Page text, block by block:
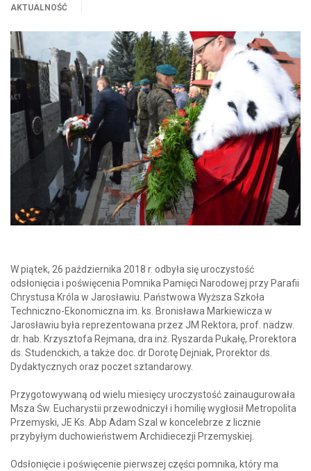
AKTUALNOŚĆ
W piątek, 26 października 2018 r. odbyła się uroczystość
odsłonięcia i poświęcenia Pomnika Pamięci Narodowej przy Parafii
Chrystusa Króla w Jarosławiu. Państwowa Wyższa Szkoła
Techniczno-Ekonomiczna im. ks. Bronisława Markiewicza w
Jarosławiu była reprezentowana przez JM Rektora, prof. nadzw.
dr. hab. Krzysztofa Rejmana, dra inż. Ryszarda Pukałę, Prorektora
ds. Studenckich, a także doc. dr Dorotę Dejniak, Prorektor ds.
Dydaktycznych oraz poczet sztandarowy.
Przygotowywaną od wielu miesięcy uroczystość zainaugurowała
Msza Św. Eucharystii przewodniczył i homilię wygłosił Metropolita
Przemyski, JE Ks. Abp Adam Szal w koncelebrze z licznie
przybyłym duchowieństwem Archidiecezji Przemyskiej.
Odsłonięcie i poświęcenie pierwszej części pomnika, który ma